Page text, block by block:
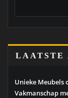
LAATSTE
Unieke
Vakmanschap